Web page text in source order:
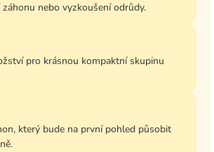
nebo vyzkoušení odrůdy.
pro krásnou kompaktní skupinu
který bude na první pohled působit